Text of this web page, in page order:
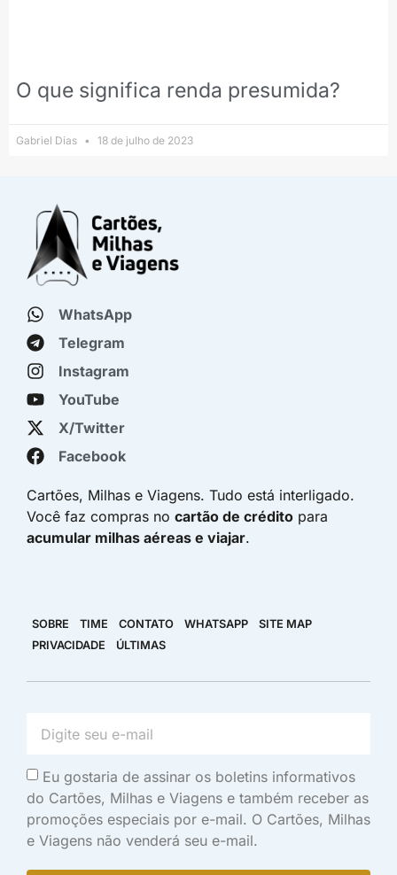
O que significa renda presumida?
Gabriel Dias 18 de julho de 2023
WhatsApp
Telegram
Instagram
YouTube
X/Twitter
Facebook
Cartões, Milhas e Viagens. Tudo está interligado.
Você faz compras no cartão de crédito para
acumular milhas aéreas e viajar.
SOBRE TIME CONTATO WHATSAPP
SITE MAP
PRIVACIDADE
ÚLTIMAS
Eu gostaria de assinar os boletins informativos
do Cartões, Milhas e Viagens e também receber as
promoções especiais por e-mail. O Cartões, Milhas
e Viagens não venderá seu e-mail.